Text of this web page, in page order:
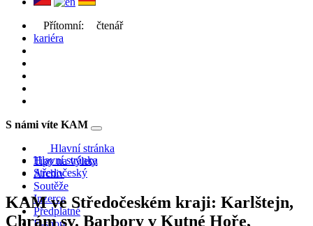
Přítomní:
čtenář
kariéra
S námi víte KAM
Toggle
navigation
Hlavní stránka
Tipy na výlety
Archiv
Soutěže
Inzerce
Předplatné
E-shop
Hlavní stránka
Středočeský
KAM ve Středočeském kraji: Karlštejn,
Chrám sv. Barbory v Kutné Hoře,